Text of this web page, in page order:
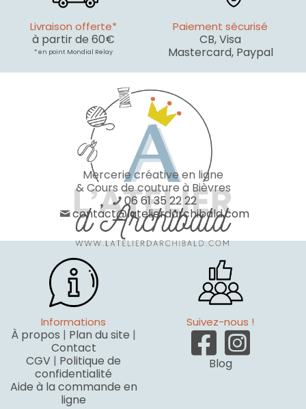
Livraison offerte*
à partir de 60€
* en point Mondial Relay
Paiement sécurisé
CB, Visa
Mastercard, Paypal
Mercerie créative en ligne
& Cours de couture à Bièvres
06 61 35 22 22
contact@latelierdarchibald.com
Informations
À propos | Plan du site |
Contact
CGV | Politique de
confidentialité
Aide à la commande en
ligne
Suivez-nous !
Blog